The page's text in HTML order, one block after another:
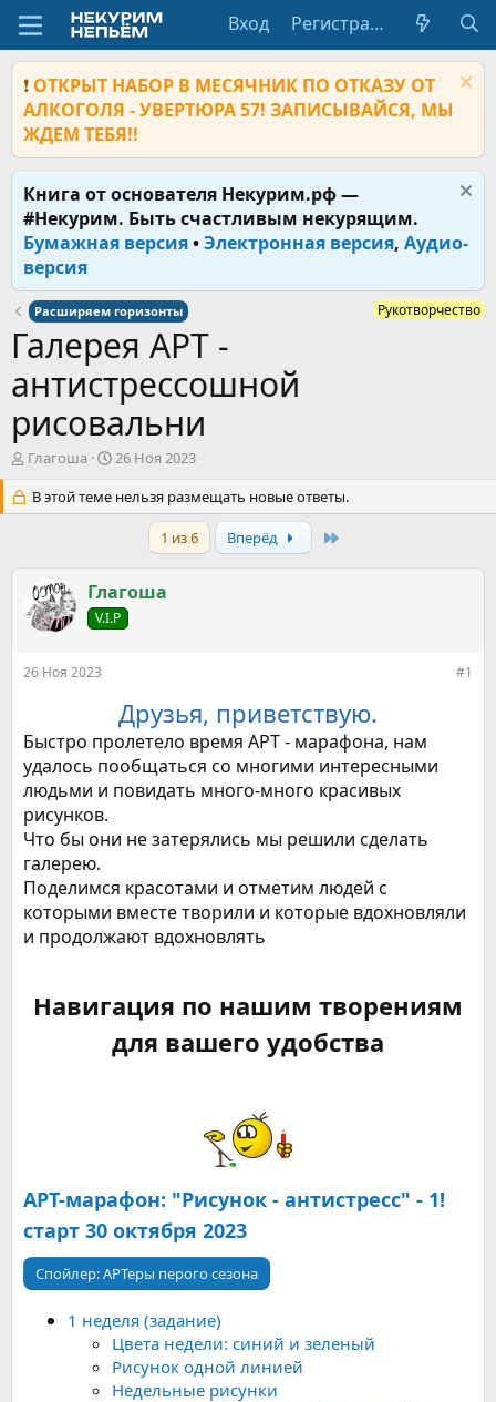
Вход Регистрация
❗ ОТКРЫТ НАБОР В МЕСЯЧНИК ПО ОТКАЗУ ОТ
АЛКОГОЛЯ - УВЕРТЮРА 57! ЗАПИСЫВАЙСЯ, МЫ
ЖДЕМ ТЕБЯ!!
Книга от основателя Некурим.рф —
#Некурим. Быть счастливым некурящим.
Бумажная версия•Электронная версия, Аудио-
версия
Расширяем горизонты Рукотворчество
Галерея АРТ -
антистрессошной
рисовальни
А
о
м
ы
Глагоша
Д
т
а
а
л
а
26 Ноя 2023
В этой теме нельзя размещать новые ответы.
1 из 6 Вперёд
Глагоша
V.I.P
26 Ноя 2023 #1
Друзья, приветствую.
Быстро пролетело время АРТ - марафона, нам
удалось пообщаться со многими интересными
людьми и повидать много-много красивых
рисунков.
Что бы они не затерялись мы решили сделать
галерею.
Поделимся красотами и отметим людей с
которыми вместе творили и которые вдохновляли
и продолжают вдохновлять
Навигация по нашим творениям
для вашего удобства
АРТ-марафон: "Рисунок - антистресс" - 1!
старт 30 октября 2023
Спойлер:АРТеры перого сезона
1 неделя (задание)
Цвета недели: синий и зеленый
Рисунок одной линией
Недельные рисунки